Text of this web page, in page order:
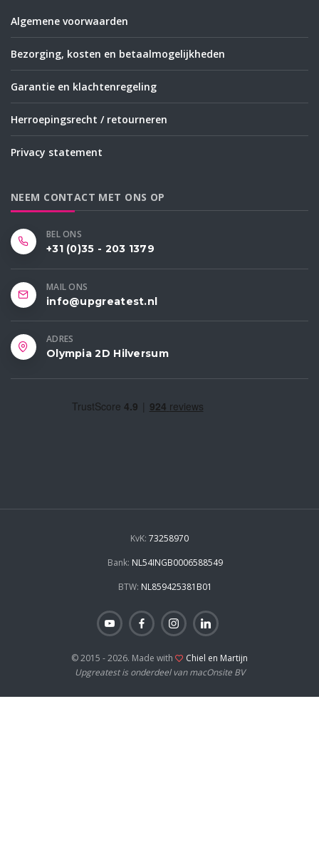
Algemene voorwaarden
Bezorging, kosten en betaalmogelijkheden
Garantie en klachtenregeling
Herroepingsrecht / retourneren
Privacy statement
NEEM CONTACT MET ONS OP
BEL ONS
+31 (0)35 - 203 1379
MAIL ONS
info@upgreatest.nl
ADRES
Olympia 2D Hilversum
KvK: 73258970
Bank: NL54INGB0006588549
BTW: NL859425381B01
© 2015 - 2026. Made with
Chiel en Martijn
Upgreatest is onderdeel van macOnsite BV